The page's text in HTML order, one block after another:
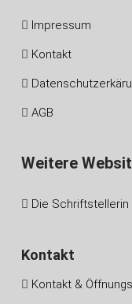
Impressum
Kontakt
AGB
Weitere
Die Schriftstellerin
Kontakt
Kontakt &